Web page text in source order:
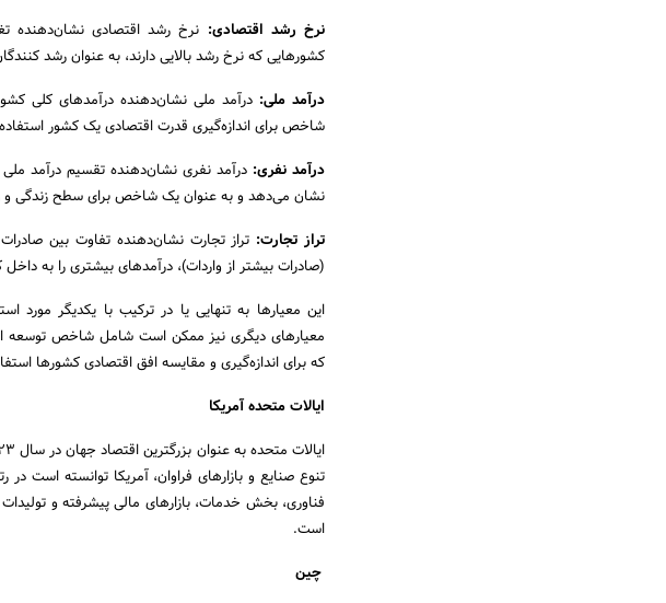
نرخ رشد اقتصادی: نرخ رشد اقتصادی نشان‌دهنده
کشورهایی که نرخ رشد بالایی دارند، به عنوان رشد
درآمد ملی: درآمد ملی نشان‌دهنده درآمدهای کلی
شاخص برای اندازه‌گیری قدرت اقتصادی یک کشور
درآمد نفری: درآمد نفری نشان‌دهنده تقسیم درآمد
نشان می‌دهد و به عنوان یک شاخص برای سطح زندگی و
تراز تجارت: تراز تجارت نشان‌دهنده تفاوت بین
(صادرات بیشتر از واردات)، درآمدهای بیشتری را به
این معیارها به تنهایی یا در ترکیب با یکدیگر مورد
که برای اندازه‌گیری و مقایسه افق اقتصادی کشورها استفاده می‌شوند. در ذیل
ایالات متحده آمریکا
تنوع صنایع و بازارهای فراوان، آمریکا توانسته است
فناوری، بخش خدمات، بازارهای مالی پیشرفته و
است.
چین